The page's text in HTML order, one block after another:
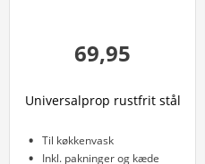
69,95
Universalprop rustfrit stål
Til køkkenvask
Inkl. pakninger og kæde